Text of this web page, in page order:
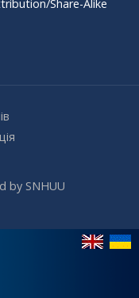
Share-Alike
by SNHUU